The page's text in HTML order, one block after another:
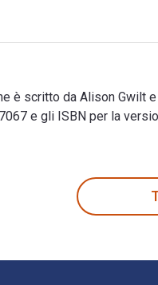
è scritto da Alison
e gli ISBN per la